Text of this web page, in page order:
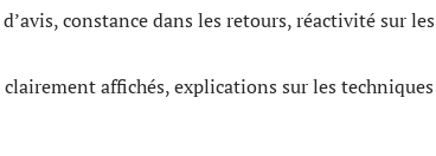
constance dans les retours, réactivité sur les
affichés, explications sur les techniques